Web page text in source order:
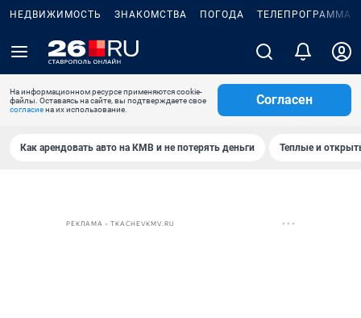
НЕДВИЖИМОСТЬ ЗНАКОМСТВА ПОГОДА ТЕЛЕПРОГРАММА
На информационном ресурсе применяются cookie-
файлы. Оставаясь на сайте, вы подтверждаете свое
согласиена их использование.
Согласен
Как арендовать авто на КМВ и не потерять деньги Теплые и
РЕКЛАМА • TKACHEVKMV.RU